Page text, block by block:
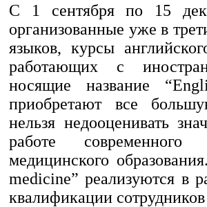
С 1 сентября по 15
организованные уже в
языков, курсы
работающих с
носящие название
приобретают все
нельзя недооценивать
работе
медицинского
medicine” реализуются в
квалификации